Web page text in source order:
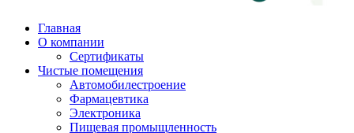
Главная
О компании
Сертификаты
Чистые помещения
Автомобилестроение
Фармацевтика
Электроника
Пищевая промыщленность